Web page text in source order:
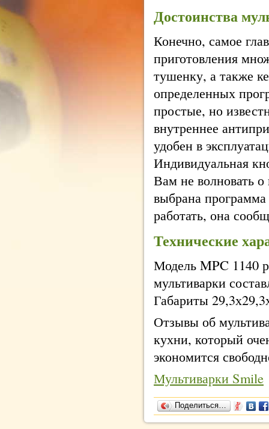
Достоинства
Конечно, самое
приготовления
тушенку, а также
определенных
простые, но
внутреннее
удобен в
Индивидуальная
Вам не волновать
выбрана программа
работать, она
Технические
Модель MPC 1140
мультиварки
Габариты
Отзывы об
кухни, который
экономится
Мультиварки Smile
Поделиться…